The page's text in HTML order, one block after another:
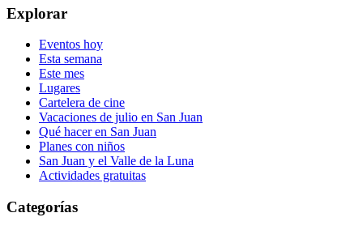
Explorar
Eventos hoy
Esta semana
Este mes
Lugares
Cartelera de cine
Vacaciones de julio en San Juan
Qué hacer en San Juan
Planes con niños
San Juan y el Valle de la Luna
Actividades gratuitas
Categorías